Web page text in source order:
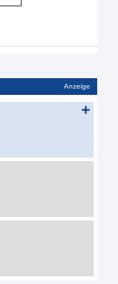
Anzeige